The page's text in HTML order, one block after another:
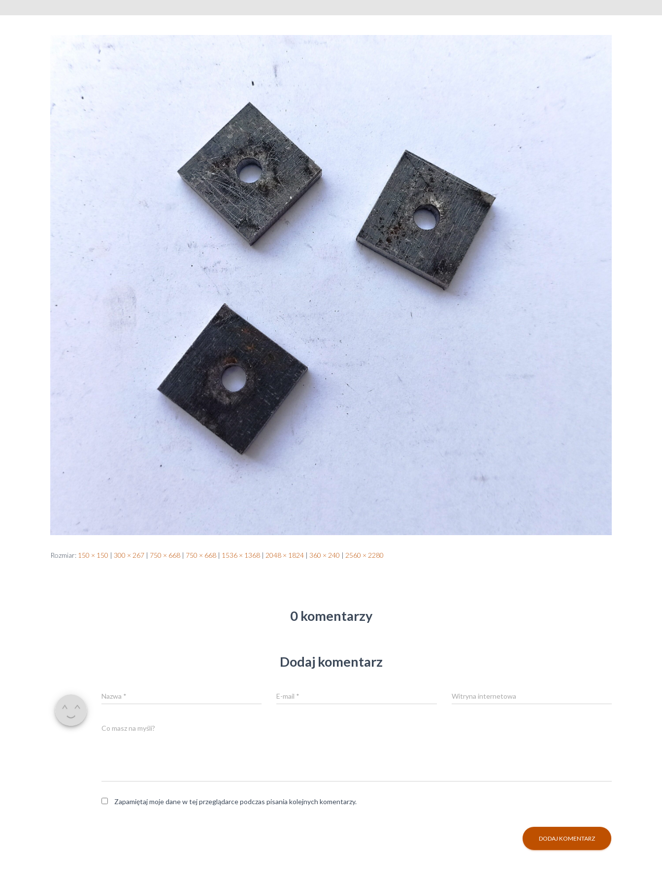
Rozmiar: 150 × 150 | 300 × 267 | 750 × 668 | 750 × 668 | 1536 × 1368 | 2048 × 1824 | 360 × 240 | 2560 × 2280
0 komentarzy
Dodaj komentarz
Nazwa * E-mail * Witryna internetowa
Co masz na myśli?
Zapamiętaj moje dane w tej przeglądarce podczas pisania kolejnych komentarzy.